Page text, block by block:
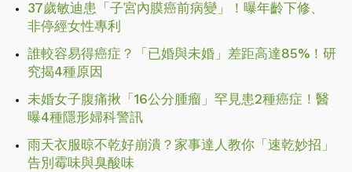
37歲敏迪患「子宮內膜癌前病變」！曝年齡下修、
非停經女性專利
誰較容易得癌症？「已婚與未婚」差距高達85%！研
究揭4種原因
未婚女子腹痛揪「16公分腫瘤」罕見患2種癌症！醫
曝4種隱形婦科警訊
雨天衣服晾不乾好崩潰？家事達人教你「速乾妙招」
告別霉味與臭酸味